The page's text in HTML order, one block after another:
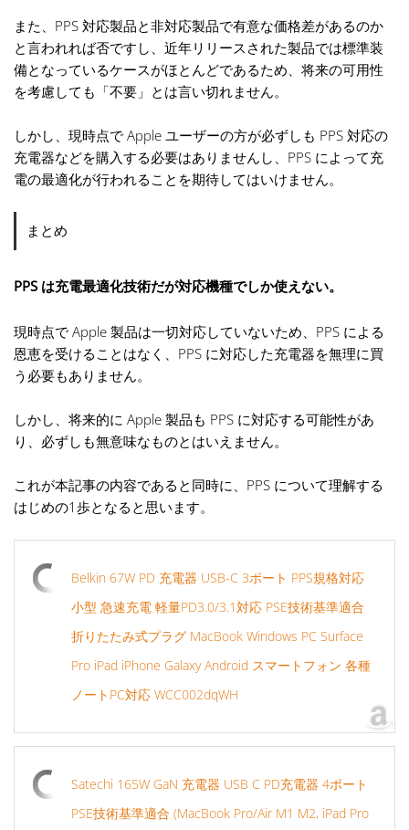
また、PPS 対応製品と非対応製品で有意な価格差があるのか
と言われれば否ですし、近年リリースされた製品では標準装
備となっているケースがほとんどであるため、将来の可用性
を考慮しても「不要」とは言い切れません。
しかし、現時点で Apple ユーザーの方が必ずしも PPS 対応の
充電器などを購入する必要はありませんし、PPS によって充
電の最適化が行われることを期待してはいけません。
まとめ
PPS は充電最適化技術だが対応機種でしか使えない。
現時点で Apple 製品は一切対応していないため、PPS による
恩恵を受けることはなく、PPS に対応した充電器を無理に買
う必要もありません。
しかし、将来的に Apple 製品も PPS に対応する可能性があ
り、必ずしも無意味なものとはいえません。
これが本記事の内容であると同時に、PPS について理解する
はじめの1歩となると思います。
Belkin 67W PD 充電器 USB-C 3ポート PPS規格対応
小型 急速充電 軽量PD3.0/3.1対応 PSE技術基準適合
折りたたみ式プラグ MacBook Windows PC Surface
Pro iPad iPhone Galaxy Android スマートフォン 各種
ノートPC対応 WCC002dqWH
Satechi 165W GaN 充電器 USB C PD充電器 4ポート
PSE技術基準適合 (MacBook Pro/Air M1 M2, iPad Pro